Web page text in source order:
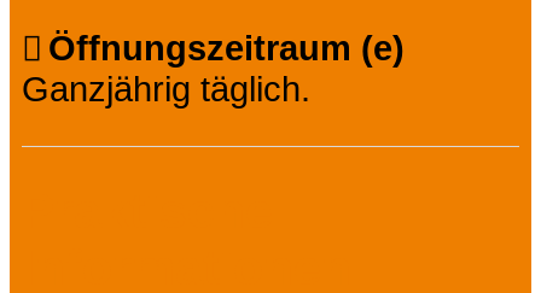
Öffnungszeitraum (e)
Ganzjährig täglich.